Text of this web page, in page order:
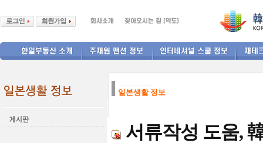
일본생활 정보
서류작성 도움,